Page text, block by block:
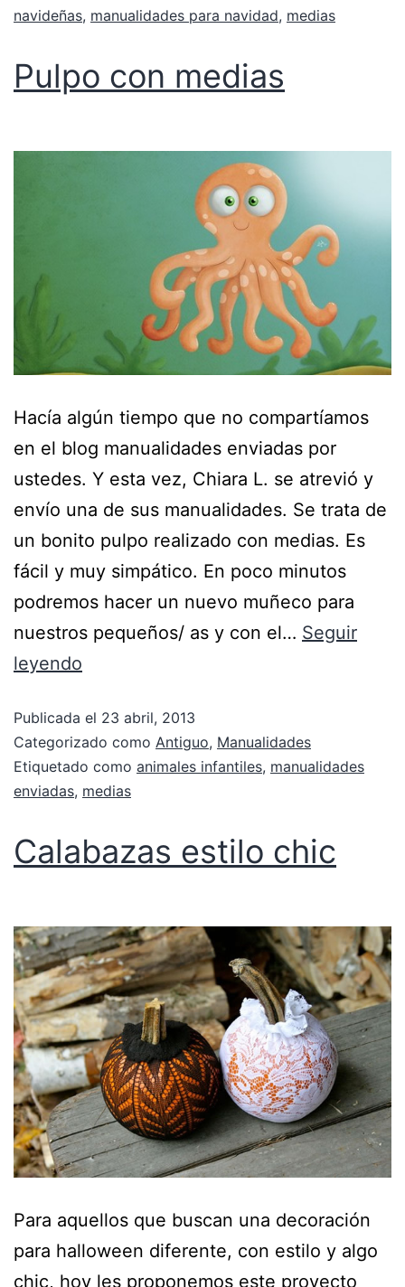
navideñas, manualidades para navidad, medias
Pulpo con medias
Hacía algún tiempo que no compartíamos
en el blog manualidades enviadas por
ustedes. Y esta vez, Chiara L. se atrevió y
envío una de sus manualidades. Se trata de
un bonito pulpo realizado con medias. Es
fácil y muy simpático. En poco minutos
podremos hacer un nuevo muñeco para
nuestros pequeños/ as y con el… Seguir
leyendo
Publicada el 23 abril, 2013
Categorizado como Antiguo, Manualidades
Etiquetado como animales infantiles, manualidades
enviadas, medias
Calabazas estilo chic
Para aquellos que buscan una decoración
para halloween diferente, con estilo y algo
chic, hoy les proponemos este proyecto